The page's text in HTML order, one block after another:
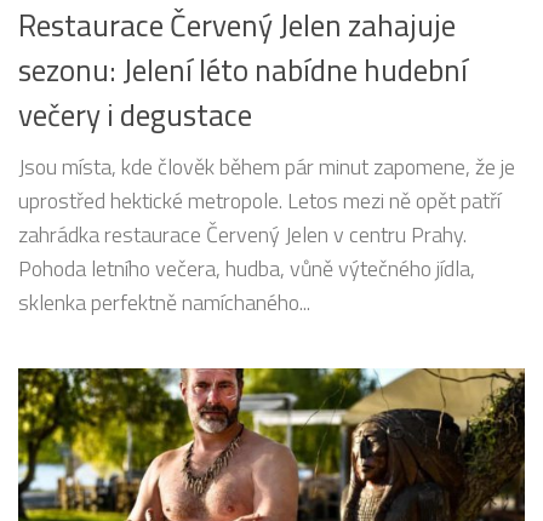
Restaurace Červený Jelen zahajuje
sezonu: Jelení léto nabídne hudební
večery i degustace
Jsou místa, kde člověk během pár minut zapomene, že je
uprostřed hektické metropole. Letos mezi ně opět patří
zahrádka restaurace Červený Jelen v centru Prahy.
Pohoda letního večera, hudba, vůně výtečného jídla,
sklenka perfektně namíchaného...